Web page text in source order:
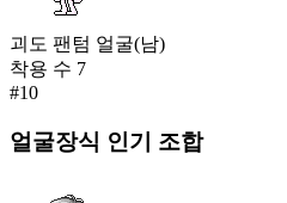
괴도 팬텀 얼굴(남)
착용 수 7
#10
얼굴장식 인기 조합